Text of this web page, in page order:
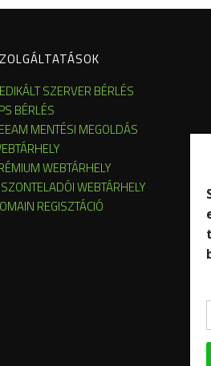
SZERVER BÉRLÉS
BÉRLÉS
MENTÉSI MEGOLDÁS
WEBTÁRHELY
WEBTÁRHELY
REGISZTÁCIÓ